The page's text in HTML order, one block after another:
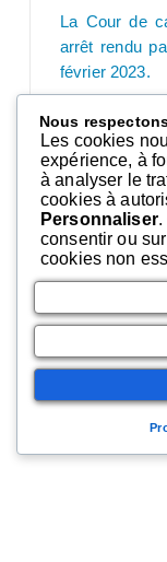
La Cour de
arrêt rendu
février 2023.
régularité du
conclu hors
Il doit
d’information
– UROC
Nous
Les cookies
expérience, à
à analyser le
cookies à
Personnaliser.
consentir ou
cookies non